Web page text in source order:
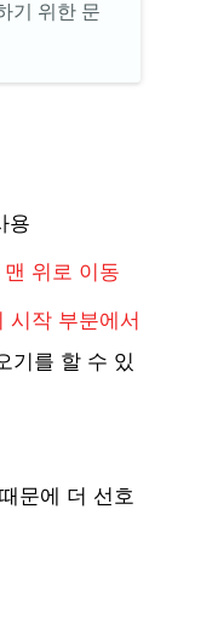
기 위한 문
용
맨 위로 이동
시작 부분에서
기를 할 수 있
문에 더 선호